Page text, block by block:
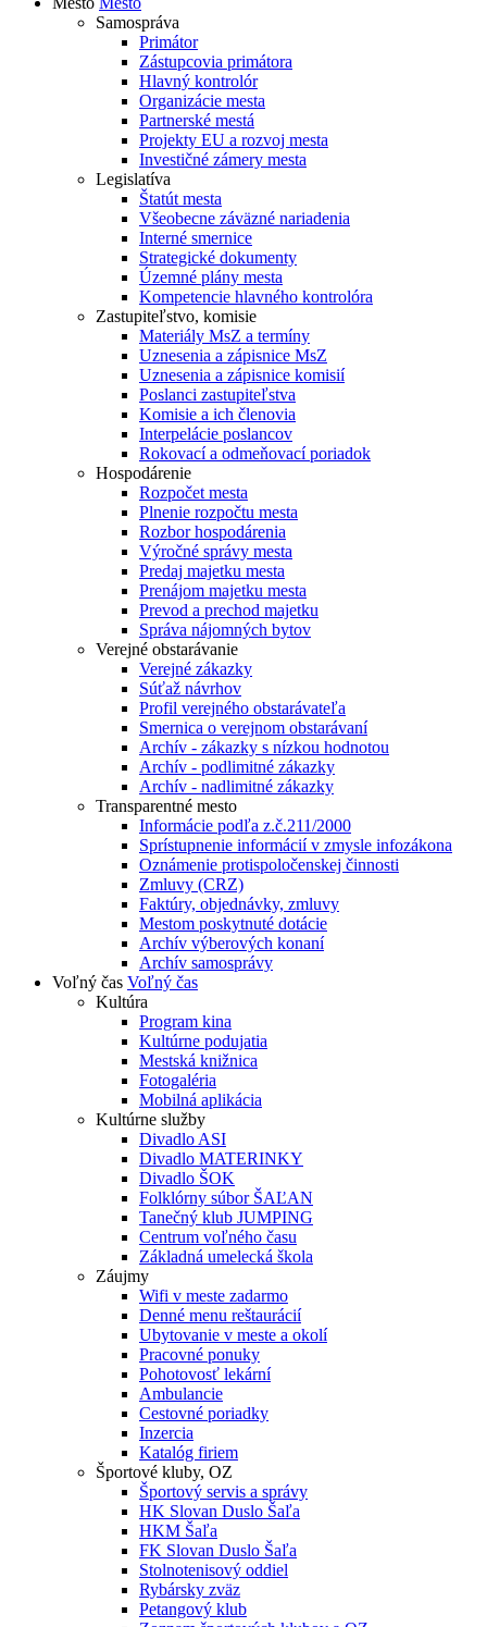
Samospráva
Primátor
Zástupcovia primátora
Hlavný kontrolór
Organizácie mesta
Partnerské mestá
Projekty EU a rozvoj mesta
Investičné zámery mesta
Legislatíva
Štatút mesta
Všeobecne záväzné nariadenia
Interné smernice
Strategické dokumenty
Územné plány mesta
Kompetencie hlavného kontrolóra
Zastupiteľstvo, komisie
Materiály MsZ a termíny
Uznesenia a zápisnice MsZ
Uznesenia a zápisnice komisií
Poslanci zastupiteľstva
Komisie a ich členovia
Interpelácie poslancov
Rokovací a odmeňovací poriadok
Hospodárenie
Rozpočet mesta
Plnenie rozpočtu mesta
Rozbor hospodárenia
Výročné správy mesta
Predaj majetku mesta
Prenájom majetku mesta
Prevod a prechod majetku
Správa nájomných bytov
Verejné obstarávanie
Verejné zákazky
Súťaž návrhov
Profil verejného obstarávateľa
Smernica o verejnom obstarávaní
Archív - zákazky s nízkou hodnotou
Archív - podlimitné zákazky
Archív - nadlimitné zákazky
Transparentné mesto
Informácie podľa z.č.211/2000
Sprístupnenie informácií v zmysle infozákona
Oznámenie protispoločenskej činnosti
Zmluvy (CRZ)
Faktúry, objednávky, zmluvy
Mestom poskytnuté dotácie
Archív výberových konaní
Archív samosprávy
Voľný čas Voľný čas
Kultúra
Program kina
Kultúrne podujatia
Mestská knižnica
Fotogaléria
Mobilná aplikácia
Kultúrne služby
Divadlo ASI
Divadlo MATERINKY
Divadlo ŠOK
Folklórny súbor ŠAĽAN
Tanečný klub JUMPING
Centrum voľného času
Základná umelecká škola
Záujmy
Wifi v meste zadarmo
Denné menu reštaurácií
Ubytovanie v meste a okolí
Pracovné ponuky
Pohotovosť lekární
Ambulancie
Cestovné poriadky
Inzercia
Katalóg firiem
Športové kluby, OZ
Športový servis a správy
HK Slovan Duslo Šaľa
HKM Šaľa
FK Slovan Duslo Šaľa
Stolnotenisový oddiel
Rybársky zväz
Petangový klub